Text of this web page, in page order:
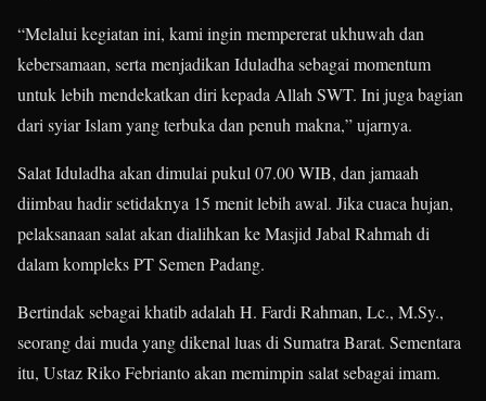
“Melalui kegiatan ini, kami ingin mempererat ukhuwah dan
kebersamaan, serta menjadikan Iduladha sebagai momentum
untuk lebih mendekatkan diri kepada Allah SWT. Ini juga bagian
dari syiar Islam yang terbuka dan penuh makna,” ujarnya.
Salat Iduladha akan dimulai pukul 07.00 WIB, dan jamaah
diimbau hadir setidaknya 15 menit lebih awal. Jika cuaca hujan,
pelaksanaan salat akan dialihkan ke Masjid Jabal Rahmah di
dalam kompleks PT Semen Padang.
Bertindak sebagai khatib adalah H. Fardi Rahman, Lc., M.Sy.,
seorang dai muda yang dikenal luas di Sumatra Barat. Sementara
itu, Ustaz Riko Febrianto akan memimpin salat sebagai imam.